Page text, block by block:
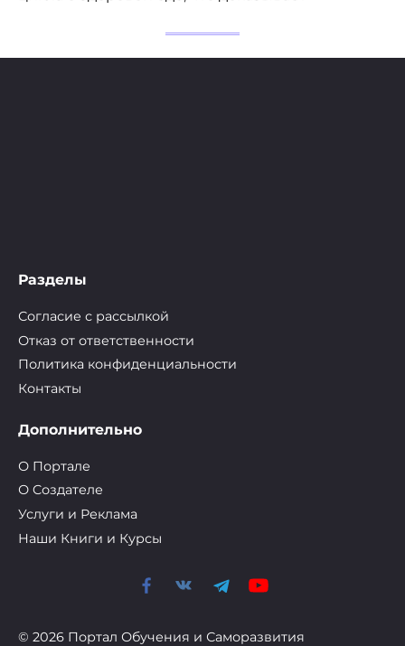
Разделы
Согласие с рассылкой
Отказ от ответственности
Политика конфиденциальности
Контакты
Дополнительно
О Портале
О Cоздателе
Услуги и Реклама
Наши Книги и Курсы
© 2026 Портал Обучения и Саморазвития